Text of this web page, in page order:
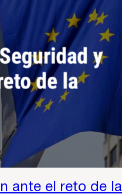
ante el reto de la